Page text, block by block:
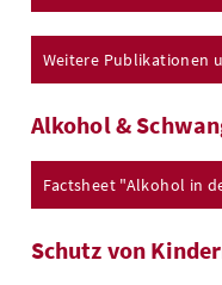
Weitere Publikationen
Alkohol &
Factsheet"Alkohol in
Schutz von